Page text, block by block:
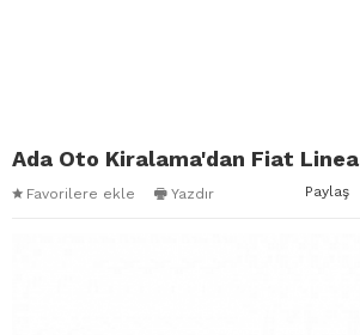
Ada Oto Kiralama'dan Fiat Linea
Favorilere ekle Yazdır Paylaş